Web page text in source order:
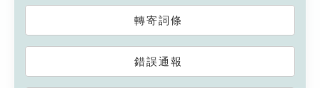
轉寄詞條
錯誤通報